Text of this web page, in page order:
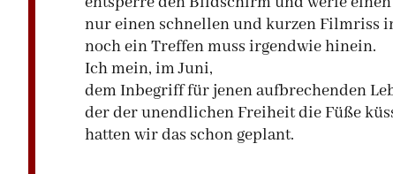
nur einen schnellen und kurzen Filmriss
noch ein Treffen muss irgendwie hinein.
Ich mein, im Juni,
dem Inbegriff für jenen aufbrechenden
der der unendlichen Freiheit die Füße
hatten wir das schon geplant.